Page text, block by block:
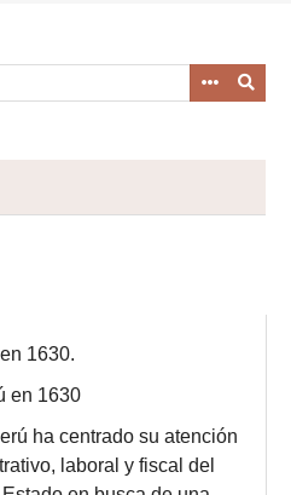
1630.
en 1630
ha centrado su atención
laboral y fiscal del